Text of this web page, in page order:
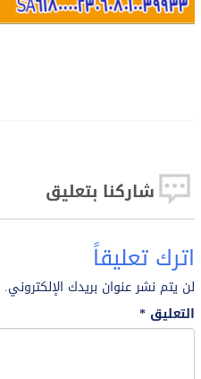
شاركنا بتعليق
اترك تعليقاً
لن يتم نشر عنوان بريدك الإلكتروني.
التعليق *